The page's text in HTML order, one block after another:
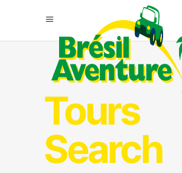
Tours
Search